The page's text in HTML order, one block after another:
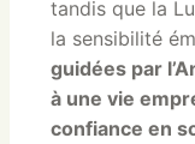
tandis que la
la sensibilité
guidées par
à une vie
confiance en